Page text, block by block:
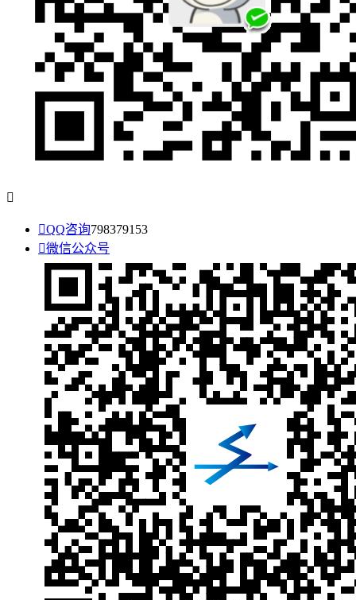

QQ咨询798379153
微信公众号